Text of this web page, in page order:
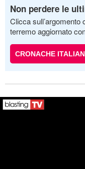
Non perdere le
Clicca sull’argomento
terremo aggiornato
CRONACHE